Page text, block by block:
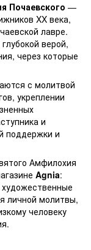
Почаевского —
XX века,
лавре.
верой,
через которые
с молитвой
укреплении
и
поддержки и
Амфилохия
Agnia:
личной молитвы,
человеку